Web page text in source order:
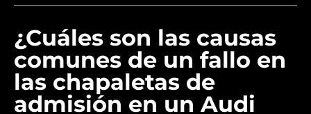
¿Cuáles son las causas
comunes de un fallo en
las chapaletas de
admisión en un Audi